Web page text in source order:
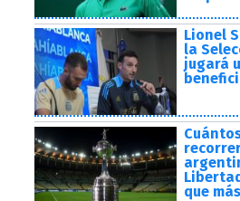
Lionel
la
jugará
que